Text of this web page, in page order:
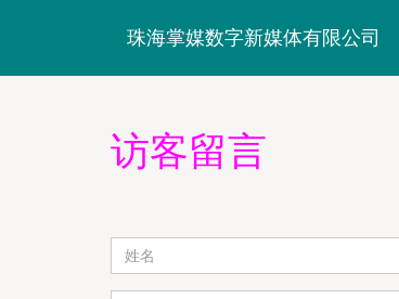
珠海掌媒数字新媒体有限公司
访客留言